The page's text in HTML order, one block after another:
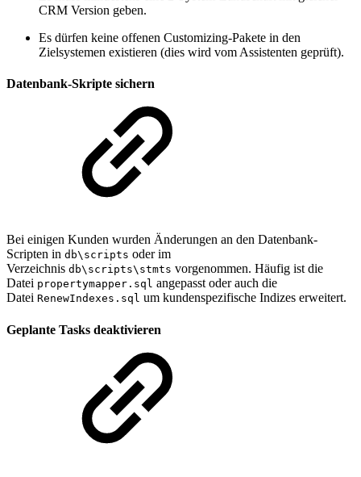
CRM Version geben.
Es dürfen keine offenen Customizing-Pakete in den
Zielsystemen existieren (dies wird vom Assistenten geprüft).
Datenbank-Skripte sichern
Bei einigen Kunden wurden Änderungen an den Datenbank-
Scripten in db\scripts oder im
Verzeichnis db\scripts\stmts vorgenommen. Häufig ist die
Datei propertymapper.sql angepasst oder auch die
Datei RenewIndexes.sql um kundenspezifische Indizes erweitert.
Geplante Tasks deaktivieren